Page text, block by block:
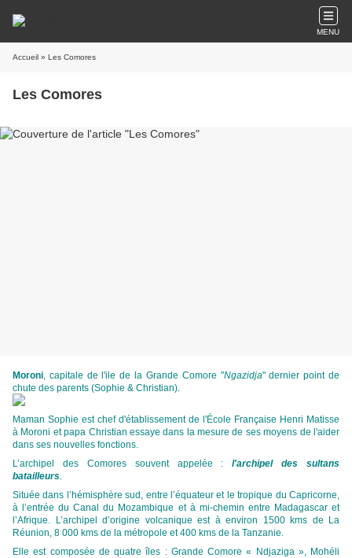
MENU
Accueil » Les Comores
Les Comores
Moroni, capitale de l'ile de la Grande Comore "Ngazidja" dernier point de
chute des parents (Sophie & Christian).
Maman Sophie est chef d'établissement de l'École Française Henri Matisse
à Moroni et papa Christian essaye dans la mesure de ses moyens de l'aider
dans ses nouvelles fonctions.
L’archipel des Comores souvent appelée :l'archipel des sultans
batailleurs.
Située dans l’hémisphère sud, entre l’équateur et le tropique du Capricorne,
à l’entrée du Canal du Mozambique et à mi-chemin entre Madagascar et
l’Afrique. L’archipel d’origine volcanique est à environ 1500 kms de La
Réunion, 8 000 kms de la métropole et 400 kms de la Tanzanie.
Elle est composée de quatre îles : Grande Comore « Ndjaziga », Mohéli